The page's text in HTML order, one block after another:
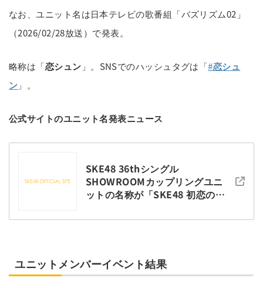
なお、ユニット名は日本テレビの歌番組「バズリズム02」
（2026/02/28放送）で発表。
略称は「恋シュン 」。SNSでのハッシュタグは「#恋シュ
ン 」。
公式サイトのユニット名発表ニュース
SKE48 36thシングル
SHOWROOMカップリングユニ
ットの名称が「SKE48 初恋の瞬
ユニットメンバーイベント結果